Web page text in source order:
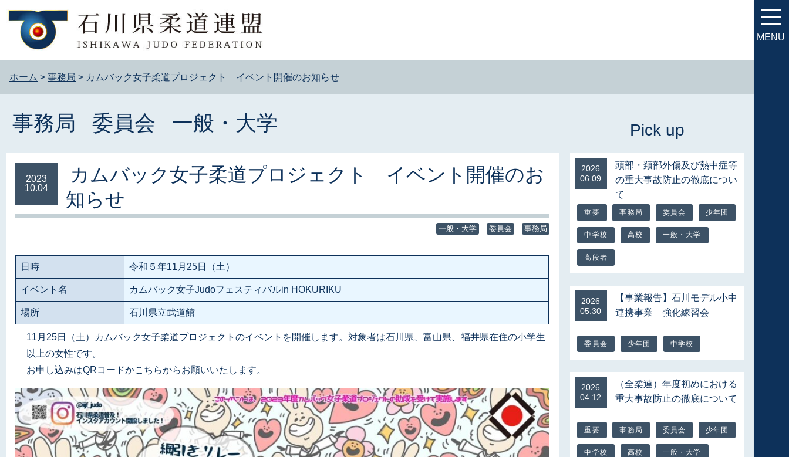
MENU
ホーム > 事務局 > カムバック女子柔道プロジェクト イベント開催のお知らせ
事務局 委員会 一般・大学
2023
10.04
カムバック女子柔道プロジェクト イベント開催のお
知らせ
事務局
委員会
一般・大学
日時 令和５年11月25日（土）
イベント名 カムバック女子Judoフェスティバルin HOKURIKU
場所 石川県立武道館
11月25日（土）カムバック女子柔道プロジェクトのイベントを開催します。対象者は石川県、富山県、福井県在住の小学生
以上の女性です。
お申し込みはQRコードかこちらからお願いいたします。
2026
06.09
頭部・頚部外傷及び熱中症等
の重大事故防止の徹底につい
て
重要 事務局 委員会 少年団
中学校 高校 一般・大学
高段者
2026
05.30
【事業報告】石川モデル小中
連携事業 強化練習会
委員会 少年団 中学校
2026
04.12
（全柔連）年度初めにおける
重大事故防止の徹底について
重要 事務局 委員会 少年団
中学校 高校 一般・大学